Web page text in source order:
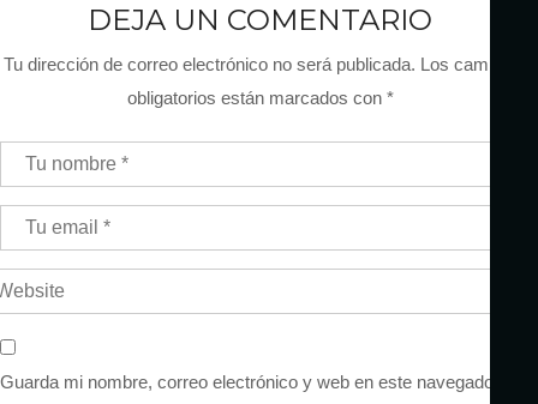
DEJA UN COMENTARIO
Tu dirección de correo electrónico no será publicada. Los campos
obligatorios están marcados con *
Guarda mi nombre, correo electrónico y web en este navegador